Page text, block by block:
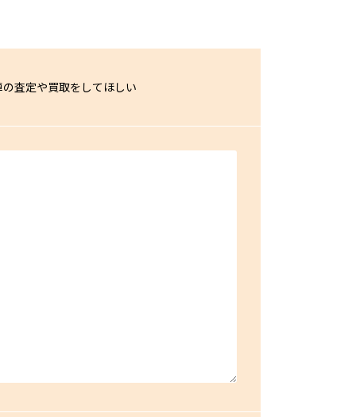
の査定や買取をしてほしい